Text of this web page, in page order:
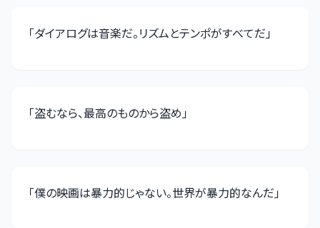
「ダイアログは音楽だ。リズムとテンポがすべてだ」
「盗むなら、最高のものから盗め」
「僕の映画は暴力的じゃない。世界が暴力的なんだ」